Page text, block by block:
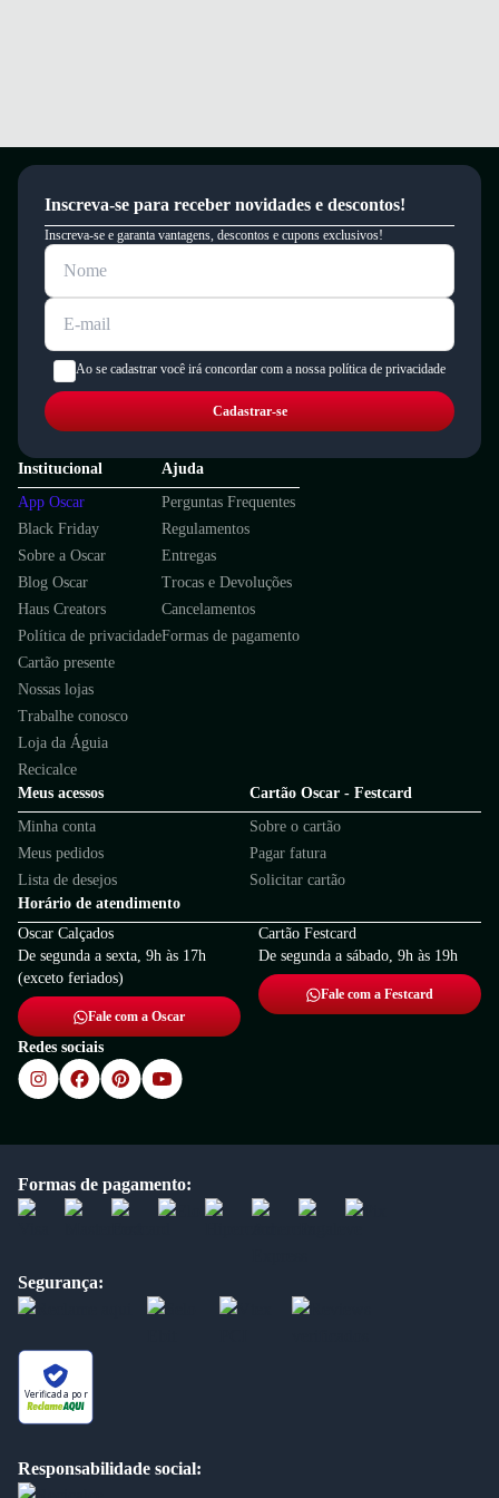
Inscreva-se para receber novidades e descontos!
Inscreva-se e garanta vantagens, descontos e cupons exclusivos!
Ao se cadastrar você irá concordar com a nossa política de privacidade
Cadastrar-se
Institucional
App Oscar
Black Friday
Sobre a Oscar
Blog Oscar
Haus Creators
Política de privacidade
Cartão presente
Nossas lojas
Trabalhe conosco
Loja da Águia
Recicalce
Ajuda
Perguntas Frequentes
Regulamentos
Entregas
Trocas e Devoluções
Cancelamentos
Formas de pagamento
Meus acessos
Minha conta
Meus pedidos
Lista de desejos
Cartão Oscar - Festcard
Sobre o cartão
Pagar fatura
Solicitar cartão
Horário de atendimento
Oscar Calçados
De segunda a sexta, 9h às 17h
(exceto feriados)
Fale com a Oscar
Cartão Festcard
De segunda a sábado, 9h às 19h
Fale com a Festcard
Redes sociais
Formas de pagamento:
Segurança:
Verificada por
Responsabilidade social: